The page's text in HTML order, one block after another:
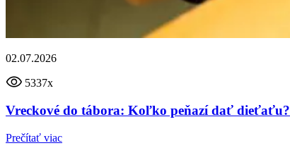
02.07.2026
5337x
Vreckové do tábora: Koľko peňazí dať dieťaťu?
Prečítať viac